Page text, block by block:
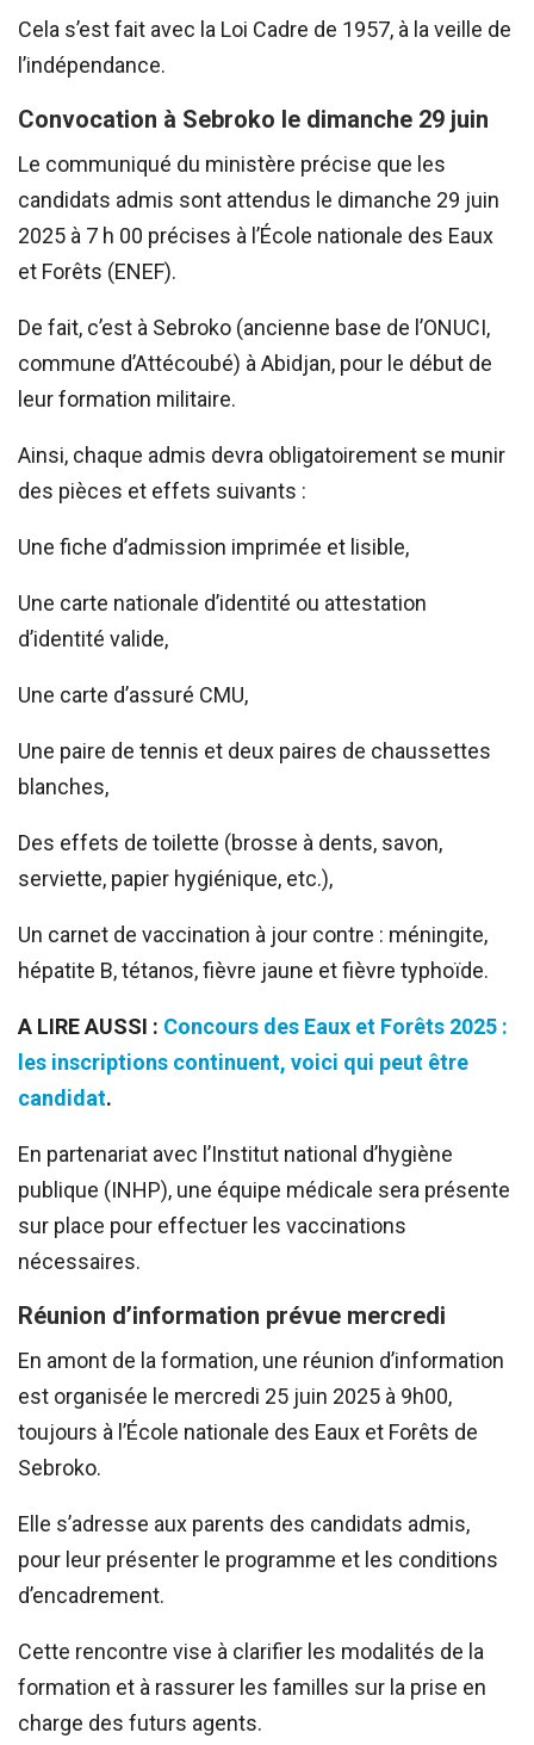
Cela s’est fait avec la Loi Cadre de 1957, à la veille de
l’indépendance.
Convocation à Sebroko le dimanche 29 juin
Le communiqué du ministère précise que les
candidats admis sont attendus le dimanche 29 juin
2025 à 7 h 00 précises à l’École nationale des Eaux
et Forêts (ENEF).
De fait, c’est à Sebroko (ancienne base de l’ONUCI,
commune d’Attécoubé) à Abidjan, pour le début de
leur formation militaire.
Ainsi, chaque admis devra obligatoirement se munir
des pièces et effets suivants :
Une fiche d’admission imprimée et lisible,
Une carte nationale d’identité ou attestation
d’identité valide,
Une carte d’assuré CMU,
Une paire de tennis et deux paires de chaussettes
blanches,
Des effets de toilette (brosse à dents, savon,
serviette, papier hygiénique, etc.),
Un carnet de vaccination à jour contre : méningite,
hépatite B, tétanos, fièvre jaune et fièvre typhoïde.
A LIRE AUSSI : Concours des Eaux et Forêts 2025 :
les inscriptions continuent, voici qui peut être
candidat.
En partenariat avec l’Institut national d’hygiène
publique (INHP), une équipe médicale sera présente
sur place pour effectuer les vaccinations
nécessaires.
Réunion d’information prévue mercredi
En amont de la formation, une réunion d’information
est organisée le mercredi 25 juin 2025 à 9h00,
toujours à l’École nationale des Eaux et Forêts de
Sebroko.
Elle s’adresse aux parents des candidats admis,
pour leur présenter le programme et les conditions
d’encadrement.
Cette rencontre vise à clarifier les modalités de la
formation et à rassurer les familles sur la prise en
charge des futurs agents.